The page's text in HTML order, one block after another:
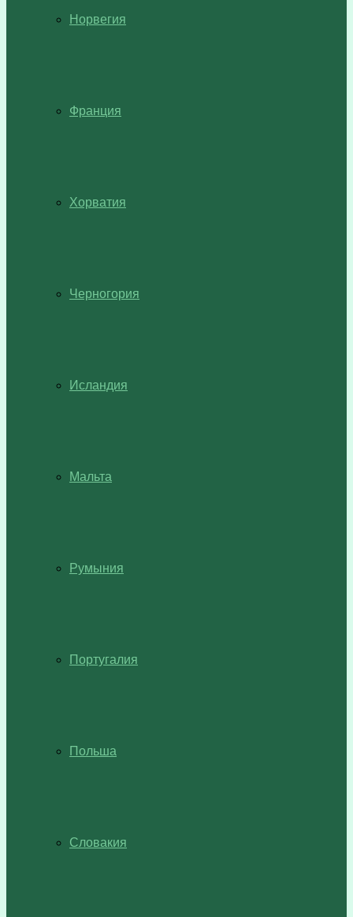
Норвегия
Франция
Хорватия
Черногория
Исландия
Мальта
Румыния
Португалия
Польша
Словакия